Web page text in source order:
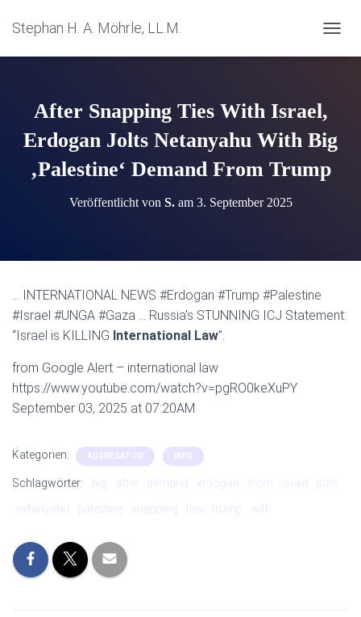
Stephan H. A. Möhrle, LL.M.
A
I
E
After Snapping Ties With Israel,
Erdogan Jolts Netanyahu With Big
‚Palestine‘ Demand From Trump
Veröffentlicht von S.am 3. September 2025
… INTERNATIONAL NEWS #Erdogan #Trump #Palestine
#Israel #UNGA #Gaza … Russia's STUNNING ICJ Statement:
“Israel is KILLING International Law”.
from Google Alert – international law
https://www.youtube.com/watch?v=pgRO0keXuPY
September 03, 2025 at 07:20AM
Kategorien: AGGREGATOR INFO
Schlagwörter: ‚big after demand erdogan from israel
jolts
netanyahu
palestine snapping ties trump with